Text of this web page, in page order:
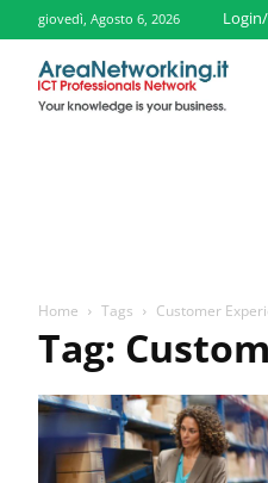
giovedì, Agosto 6, 2026
Home Tags Customer
Tag: